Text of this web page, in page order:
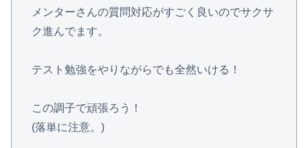
メンターさんの質問対応がすごく良いのでサクサ
ク進んでます。
テスト勉強をやりながらでも全然いける！
この調子で頑張ろう！
(落単に注意。)